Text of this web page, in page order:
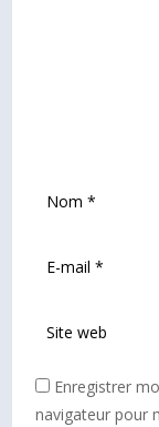
Enregistrer
navigateur pour